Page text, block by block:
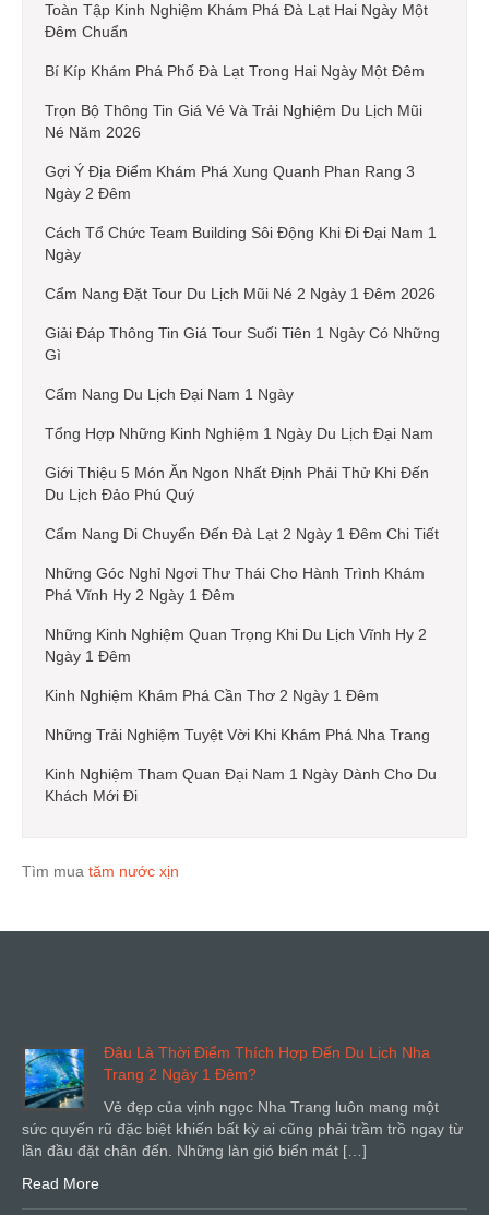
Toàn Tập Kinh Nghiệm Khám Phá Đà Lạt Hai Ngày Một
Đêm Chuẩn
Bí Kíp Khám Phá Phố Đà Lạt Trong Hai Ngày Một Đêm
Trọn Bộ Thông Tin Giá Vé Và Trải Nghiệm Du Lịch Mũi
Né Năm 2026
Gợi Ý Địa Điểm Khám Phá Xung Quanh Phan Rang 3
Ngày 2 Đêm
Cách Tổ Chức Team Building Sôi Động Khi Đi Đại Nam 1
Ngày
Cẩm Nang Đặt Tour Du Lịch Mũi Né 2 Ngày 1 Đêm 2026
Giải Đáp Thông Tin Giá Tour Suối Tiên 1 Ngày Có Những
Gì
Cẩm Nang Du Lịch Đại Nam 1 Ngày
Tổng Hợp Những Kinh Nghiệm 1 Ngày Du Lịch Đại Nam
Giới Thiệu 5 Món Ăn Ngon Nhất Định Phải Thử Khi Đến
Du Lịch Đảo Phú Quý
Cẩm Nang Di Chuyển Đến Đà Lạt 2 Ngày 1 Đêm Chi Tiết
Những Góc Nghỉ Ngơi Thư Thái Cho Hành Trình Khám
Phá Vĩnh Hy 2 Ngày 1 Đêm
Những Kinh Nghiệm Quan Trọng Khi Du Lịch Vĩnh Hy 2
Ngày 1 Đêm
Kinh Nghiệm Khám Phá Cần Thơ 2 Ngày 1 Đêm
Những Trải Nghiệm Tuyệt Vời Khi Khám Phá Nha Trang
Kinh Nghiệm Tham Quan Đại Nam 1 Ngày Dành Cho Du
Khách Mới Đi
Tìm mua tăm nước xịn
Đâu Là Thời Điểm Thích Hợp Đến Du Lịch Nha
Trang 2 Ngày 1 Đêm?
Vẻ đẹp của vịnh ngọc Nha Trang luôn mang một
sức quyến rũ đặc biệt khiến bất kỳ ai cũng phải trầm trồ ngay từ
lần đầu đặt chân đến. Những làn gió biển mát […]
Read More